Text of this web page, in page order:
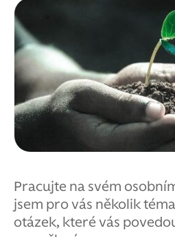
Pracujte na svém
jsem pro vás několik
otázek, které vás